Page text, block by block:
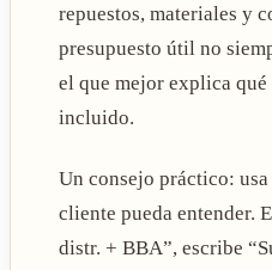
repuestos, materiales y
presupuesto útil no
el que mejor explica qué
incluido.
Un consejo práctico:
cliente pueda entender.
distr. + BBA”, escribe